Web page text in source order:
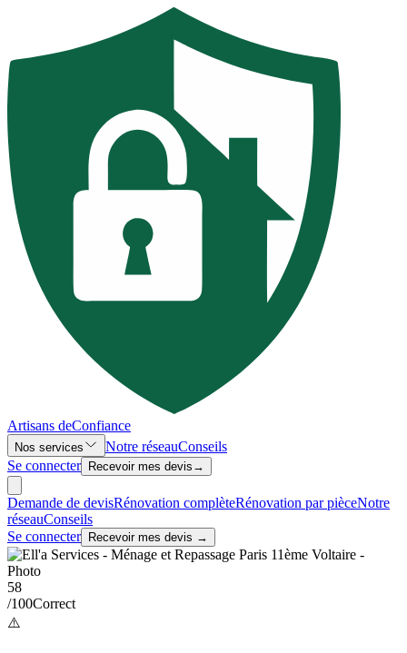
Artisans deConfiance
Nos services Notre réseauConseils
Se connecter
Recevoir mes devis →
Demande de devisRénovation complèteRénovation par pièceNotre
réseauConseils
Se connecter
Recevoir mes devis →
58
/100Correct
⚠️